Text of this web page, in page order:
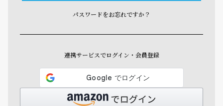
パスワードをお忘れですか？
連携サービスでログイン・会員登録